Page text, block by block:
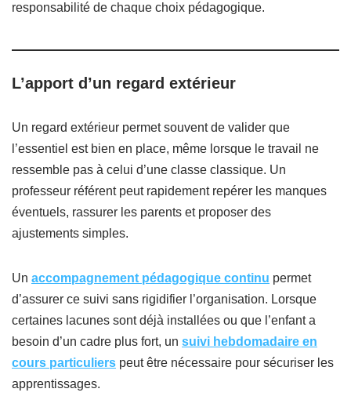
responsabilité de chaque choix pédagogique.
L’apport d’un regard extérieur
Un regard extérieur permet souvent de valider que
l’essentiel est bien en place, même lorsque le travail ne
ressemble pas à celui d’une classe classique. Un
professeur référent peut rapidement repérer les manques
éventuels, rassurer les parents et proposer des
ajustements simples.
Un accompagnement pédagogique continu permet
d’assurer ce suivi sans rigidifier l’organisation. Lorsque
certaines lacunes sont déjà installées ou que l’enfant a
besoin d’un cadre plus fort, un suivi hebdomadaire en
cours particuliers peut être nécessaire pour sécuriser les
apprentissages.